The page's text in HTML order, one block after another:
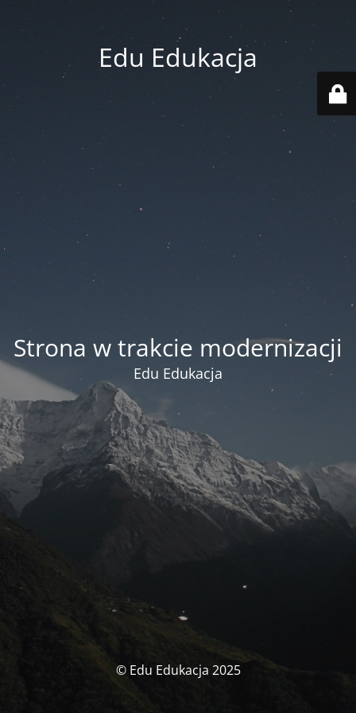
Edu Edukacja
Strona w trakcie modernizacji
Edu Edukacja
© Edu Edukacja 2025